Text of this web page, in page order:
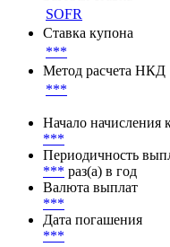
SOFR
Ставка купона
***
Метод расчета НКД
***
Начало начисления
***
Периодичность
*** раз(а) в год
Валюта выплат
***
Дата погашения
***